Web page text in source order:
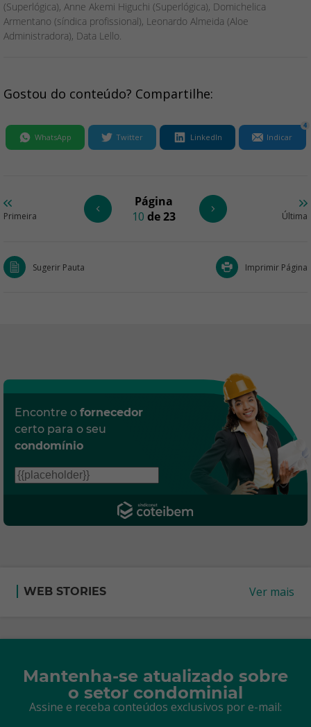
(Superlógica), Anne Akemi Higuchi (Superlógica), Domichelica
Armentano (síndica profissional), Leonardo Almeida (Aloe
Administradora), Data Lello.
Gostou do conteúdo? Compartilhe:
WhatsApp Twitter LinkedIn Indicar
4
Primeira
Página
10 de 23 Última
Sugerir Pauta Imprimir Página
Encontre o fornecedor
certo para o seu
condomínio
WEB STORIES Ver mais
Mantenha-se atualizado sobre
o setor condominial
Assine e receba conteúdos exclusivos por e-mail: